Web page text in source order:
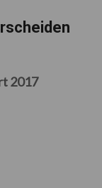
2017